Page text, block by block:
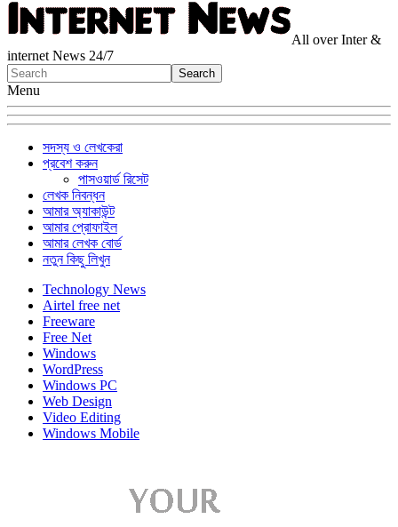
All over Inter &
internet News 24/7
Menu
সদস্য ও লেখকেরা
প্রবেশ করুন
পাসওয়ার্ড রিসেট
লেখক নিবন্ধন
আমার অ্যাকাউন্ট
আমার প্রোফাইল
আমার লেখক বোর্ড
নতুন কিছু লিখুন
Technology News
Airtel free net
Freeware
Free Net
Windows
WordPress
Windows PC
Web Design
Video Editing
Windows Mobile